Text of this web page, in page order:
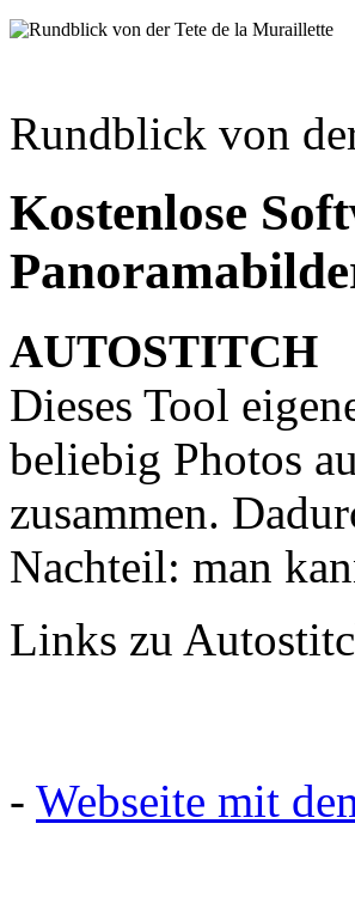
Rundblick von
Kostenlose
AUTOSTITCH
Dieses Tool
beliebig Photos
zusammen.
Nachteil: man
Links zu
- Webseite mit